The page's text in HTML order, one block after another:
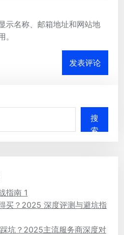
示名称、邮箱地址和网站地
搜
索
指南 1
买？2025 深度评测与避坑指
坑？2025主流服务商深度对